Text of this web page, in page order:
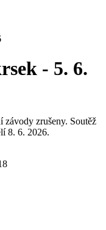
- 5. 6.
závody zrušeny. Soutěž
8. 6. 2026.